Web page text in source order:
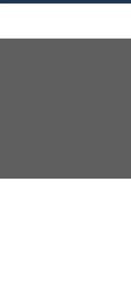
Skip
content